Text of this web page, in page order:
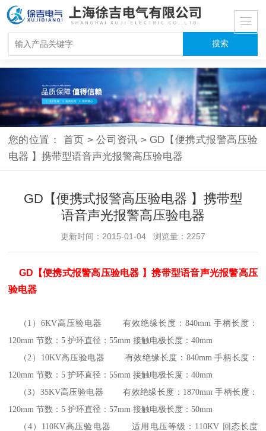
您的位置： 首页 > 公司资讯 > GD【便携式报警高压验
电器 】携带型语音声光报警高压验电器
GD【便携式报警高压验电器 】携带型
语音声光报警高压验电器
更新时间：2015-01-04 浏览量：2257
GD【便携式报警高压验电器 】携带型语音声光报警高压
验电器
（1）6KV高压验电器 有效绝缘长度：840mm 手柄长度：
120mm 节数：5 护环直径：55mm 接触电极长度：40mm
（2）10KV高压验电器 有效绝缘长度：840mm 手柄长度：
120mm 节数：5 护环直径：55mm 接触电极长度：40mm
（3）35KV高压验电器 有效绝缘长度：1870mm 手柄长度：
120mm 节数：5 护环直径：57mm 接触电极长度：50mm
（4）110KV高压验电器 适用电压等级：110KV 回态长度